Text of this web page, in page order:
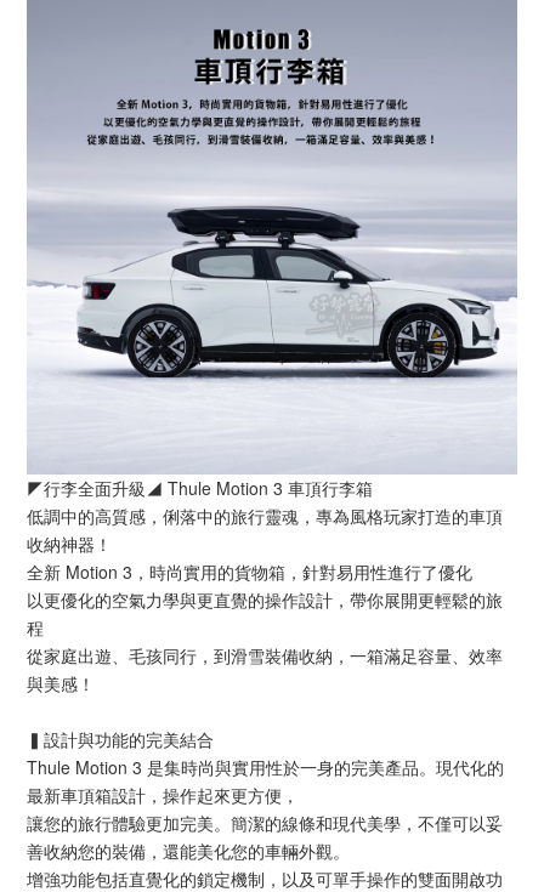
◤行李全面升級◢ Thule Motion 3 車頂行李箱
低調中的高質感，俐落中的旅行靈魂，專為風格玩家打造的車頂
收納神器！
全新 Motion 3，時尚實用的貨物箱，針對易用性進行了優化
以更優化的空氣力學與更直覺的操作設計，帶你展開更輕鬆的旅
程
從家庭出遊、毛孩同行，到滑雪裝備收納，一箱滿足容量、效率
與美感！
▍設計與功能的完美結合
Thule Motion 3 是集時尚與實用性於一身的完美產品。現代化的
最新車頂箱設計，操作起來更方便，
讓您的旅行體驗更加完美。簡潔的線條和現代美學，不僅可以妥
善收納您的裝備，還能美化您的車輛外觀。
增強功能包括直覺化的鎖定機制，以及可單手操作的雙面開啟功